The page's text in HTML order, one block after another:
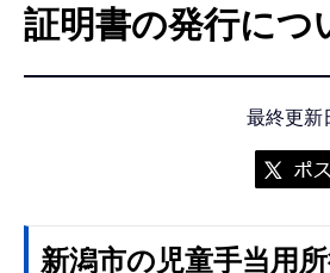
証明書の発行につ
最終更新
新潟市の児童手当用